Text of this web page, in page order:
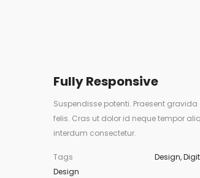
Fully Responsive
Suspendisse potenti. Praesent
felis. Cras ut dolor id neque tempor
interdum consectetur.
Tags Design,
Design